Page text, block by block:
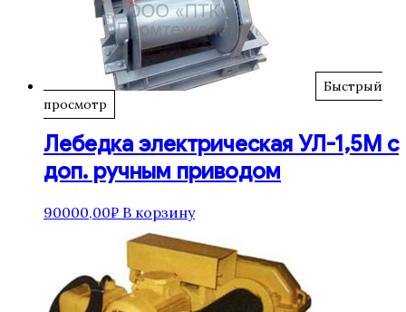
Быстрый
просмотр
Лебедка электрическая УЛ-1,5М с
доп. ручным приводом
90000,00₽ В корзину